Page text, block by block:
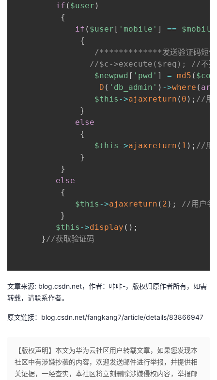
if ( $user )
{
if ( $user [ 'mobile' ] == $mobile
{
/*************发送验证码短信
//$c->execute($req); //不要开启
$newpwd [ 'pwd' ] = md5 (
D ( 'db_admin' ) ->where (
$this ->ajaxreturn ( 0 ) ; //用
}
else
{
$this ->ajaxreturn ( 1 ) ; //用
}
}
else
{
$this ->ajaxreturn ( 2 ) ;
//用户名
}
$this ->display ( ) ;
} //获取验证码
文章来源: blog.csdn.net，作者：咔咔-，版权归原作者所有，如需
转载，请联系作者。
原文链接：blog.csdn.net/fangkang7/article/details/83866947
【版权声明】本文为华为云社区用户转载文章，如果您发现本
社区中有涉嫌抄袭的内容，欢迎发送邮件进行举报，并提供相
关证据，一经查实，本社区将立刻删除涉嫌侵权内容，举报邮